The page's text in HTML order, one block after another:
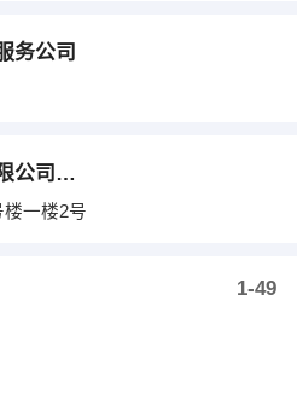
务公司
天津松果租赁有限公司平昌分公司
一楼2号
1-49